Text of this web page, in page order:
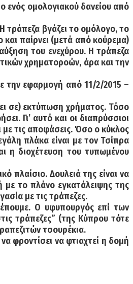
ενός ομολογιακού δανείου από
τράπεζα βγάζει το ομόλογο, το
και παίρνει (μετά από κούρεμα)
του ενεχύρου. Η τράπεζα
χρηματοροών, άρα και την
την εφαρμογή από 11/2/2015 –
σε) εκτύπωση χρήματος. Τόσο
Γι’ αυτό και οι διαπρύσσιοι
με τις αποφάσεις. Όσο ο κύκλος
πλάκα είναι με τον Τσίπρα
η διοχέτευση του τυπωμένου
πλαίσιο. Δουλειά της είναι να
με το πλάνο εγκατάλειψης της
με τις τράπεζες.
Ο υφυπουργός επί των
τράπεζες” (της Κύπρου τότε
τσουρέκια.
φροντίσει να φτιαχτεί η δομή